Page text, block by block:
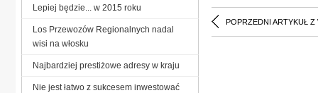
POPRZEDNI ARTYKUŁ Z
Lepiej będzie... w 2015 roku
Los Przewozów Regionalnych nadal
wisi na włosku
Najbardziej prestiżowe adresy w kraju
Nie jest łatwo z sukcesem inwestować